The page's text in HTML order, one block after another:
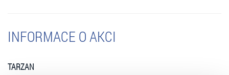
INFORMACE O AKCI
TARZAN